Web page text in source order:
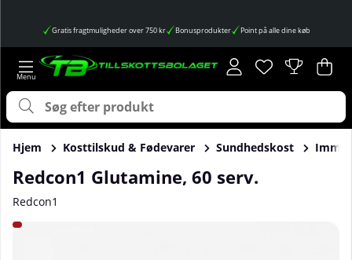
Gratis fragtmuligheder over 750 kr Bonusprodukter Point på alle dine køb
Ønskeliste
Antal på
. .
Hjem Kosttilskud & Fødevarer Sundhedskost
Redcon1 Glutamine, 60 serv.
Redcon1
Produktbilleder Redcon1 Glutamine, 60 serv.